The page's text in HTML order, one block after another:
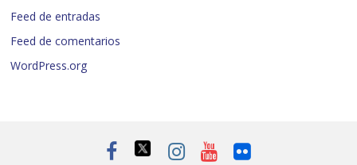
Feed de entradas
Feed de comentarios
WordPress.org